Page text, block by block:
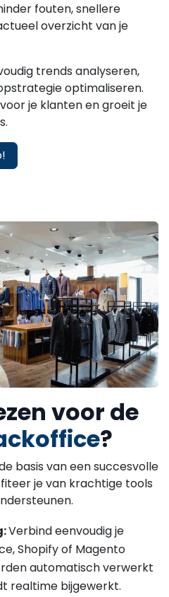
fouten, snellere
overzicht van je
trends analyseren,
optimaliseren.
je klanten en groeit je
voor de
?
basis van een succesvolle
je van krachtige tools
Verbind eenvoudig je
Shopify of Magento
automatisch verwerkt
realtime bijgewerkt.